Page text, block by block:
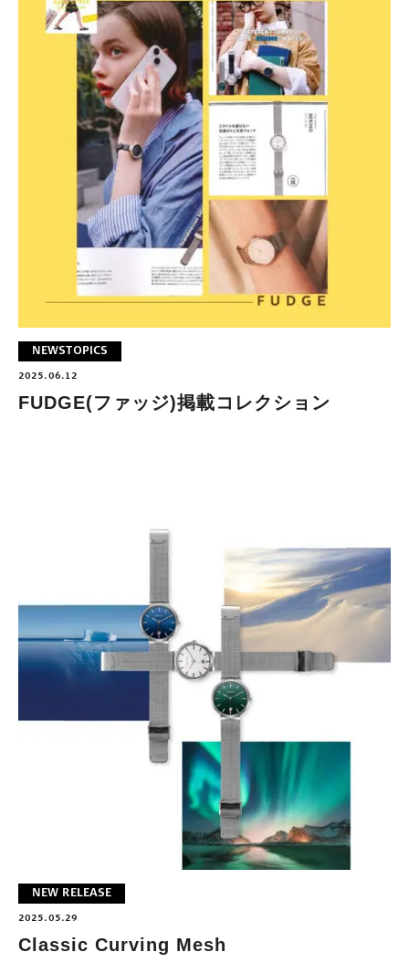
NEWSTOPICS
2025.06.12
FUDGE(ファッジ)掲載コレクション
NEW RELEASE
2025.05.29
Classic Curving Mesh